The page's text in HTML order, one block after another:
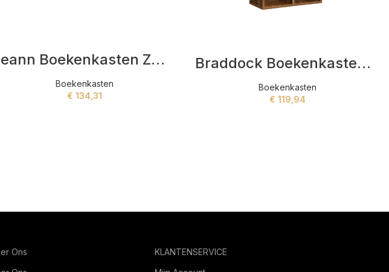
Leann Boekenkasten Zwart,Bruin
Boekenkasten
€ 134,31
Braddock Boekenkasten Bruin
Boekenkasten
€ 119,94
Ons
KLANTENSERVICE